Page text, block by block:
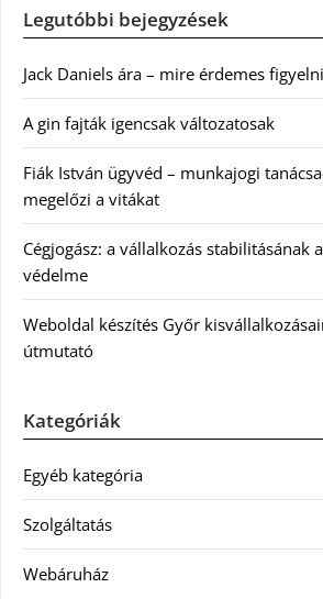
Legutóbbi bejegyzések
Jack Daniels ára – mire érdemes
A gin fajták igencsak változatosak
Fiák István ügyvéd – munkajogi
megelőzi a vitákat
Cégjogász: a vállalkozás stabilitásának
védelme
Weboldal készítés Győr
útmutató
Kategóriák
Egyéb kategória
Szolgáltatás
Webáruház